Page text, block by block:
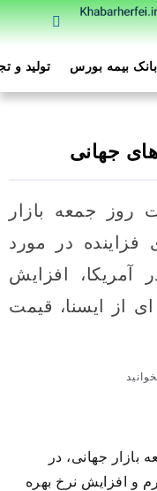
بانک بیمه بورس تولید و
جهانی
روز جمعه بازار
فزاینده در مورد
آمریکا، افزایش
از ایسنا، قیمت
جهانی، در
و افزایش نرخ بهره